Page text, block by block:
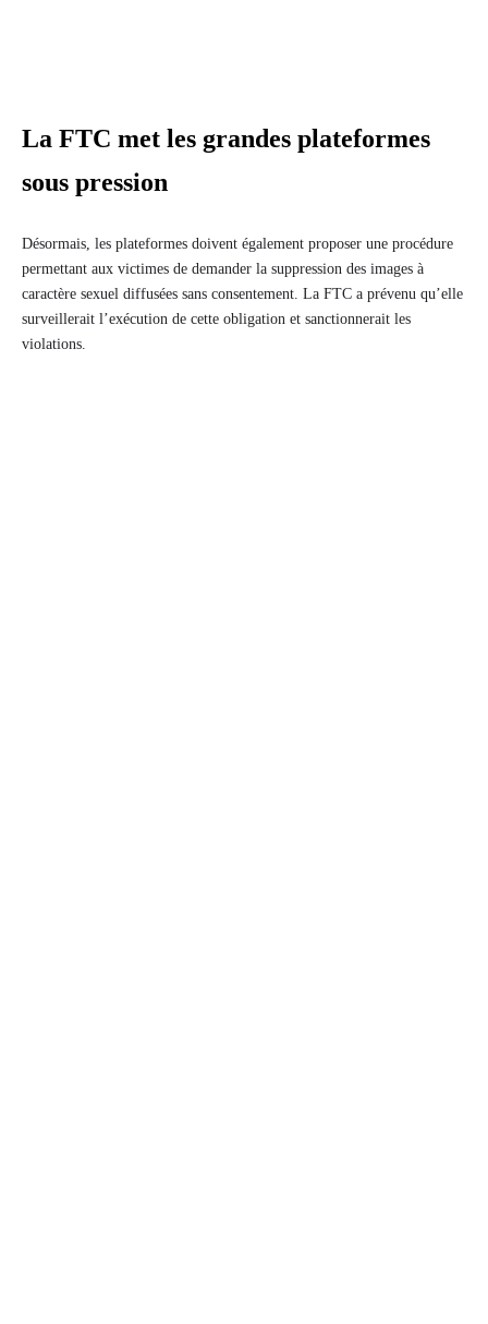
La FTC met les grandes plateformes
sous pression
Désormais, les plateformes doivent également proposer une procédure
permettant aux victimes de demander la suppression des images à
caractère sexuel diffusées sans consentement. La FTC a prévenu qu’elle
surveillerait l’exécution de cette obligation et sanctionnerait les
violations.